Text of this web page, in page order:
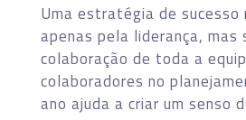
Uma estratégia de sucesso
apenas pela liderança, mas
colaboração de toda a
colaboradores no
ano ajuda a criar um senso